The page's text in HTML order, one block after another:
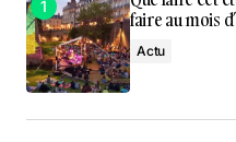
faire au mois
Actu